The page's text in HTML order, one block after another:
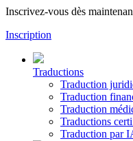
Inscrivez-vous dès
Inscription
Traductions
Traduction
Traduction
Traduction
Traductions
Traduction par